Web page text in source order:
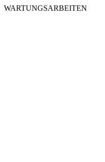
WARTUNGSARBEITEN